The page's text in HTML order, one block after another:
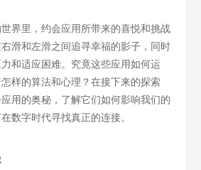
界里，约会应用所带来的喜悦和挑战
滑和左滑之间追寻幸福的影子，同时
和适应困难。究竟这些应用如何运
样的算法和心理？在接下来的探索
用的奥秘，了解它们如何影响我们的
数字时代寻找真正的连接。